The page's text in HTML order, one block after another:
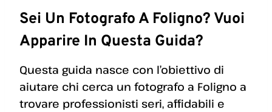
Sei Un Fotografo A Foligno? Vuoi
Apparire In Questa Guida?
Questa guida nasce con l’obiettivo di
aiutare chi cerca un fotografo a Foligno a
trovare professionisti seri, affidabili e